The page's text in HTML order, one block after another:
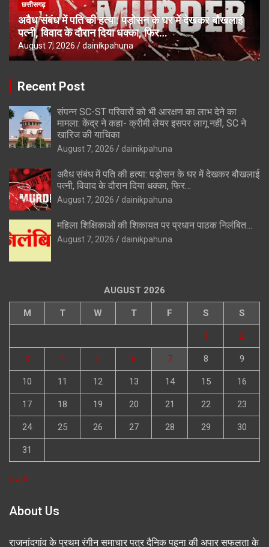
छत्तीसगढ़
अवैध संबंध में पति की हत्या: पड़ोसन के घर में देखकर बौखलाई
पत्नी, विवाद के दौरान दिया धक्का, फिर…
August 7, 2026 dainikpahuna
Recent Post
संपन्न SC-ST परिवारों को भी आरक्षण का लाभ देने का
मामला: केंद्र ने कहा- क्रीमी लेयर इसपर लागू नहीं, SC ने
खारिज की याचिका
August 7, 2026 dainikpahuna
अवैध संबंध में पति की हत्या: पड़ोसन के घर में देखकर बौखलाई
पत्नी, विवाद के दौरान दिया धक्का, फिर…
August 7, 2026 dainikpahuna
महिला शिक्षिकाओं की शिकायत पर प्रधान पाठक निलंबित…
August 7, 2026 dainikpahuna
AUGUST 2026
M T W T F S S
1 2
3 4 5 6 7 8 9
10 11 12 13 14 15 16
17 18 19 20 21 22 23
24 25 26 27 28 29 30
31
« Jul
About Us
राजनांदगांव के प्रथम रंगीन समाचार पत्र दैनिक पहुना की अपार सफलता के